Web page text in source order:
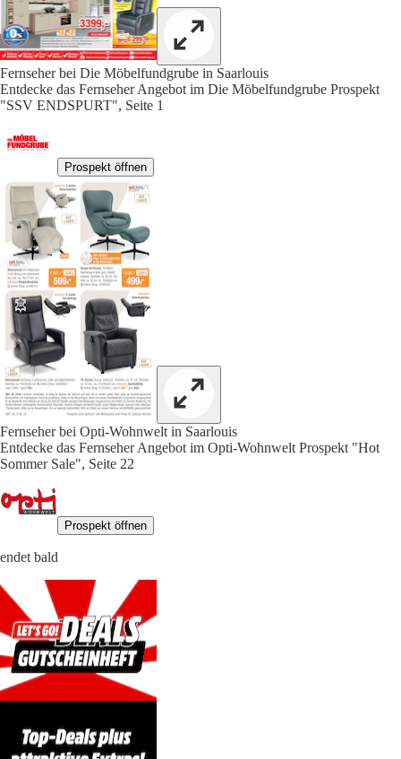
Fernseher bei Die Möbelfundgrube in Saarlouis
Entdecke das Fernseher Angebot im Die Möbelfundgrube Prospekt
"SSV ENDSPURT", Seite 1
Prospekt öffnen
Fernseher bei Opti-Wohnwelt in Saarlouis
Entdecke das Fernseher Angebot im Opti-Wohnwelt Prospekt "Hot
Sommer Sale", Seite 22
Prospekt öffnen
endet bald